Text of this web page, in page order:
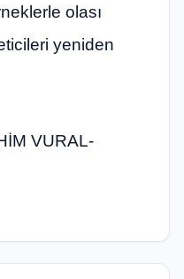
olası
yeniden
VURAL-